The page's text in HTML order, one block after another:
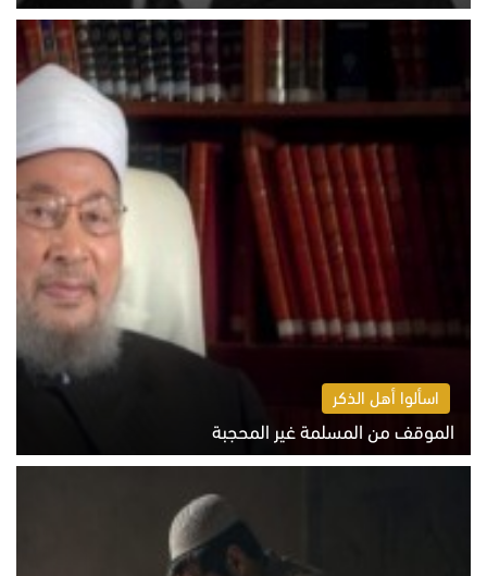
الخميس 6 أغسطس 2026 10:52 ص
اسألوا أهل الذكر
الموقف من المسلمة غير المحجبة
الخميس 6 أغسطس 2026 10:45 ص